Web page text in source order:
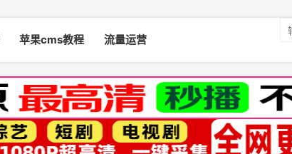
苹果cms教程 流量运营